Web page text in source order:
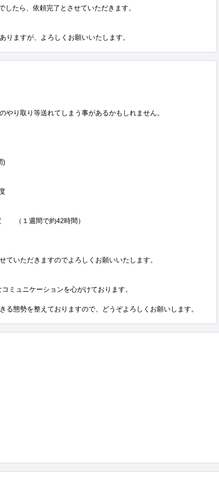
たら、依頼完了とさせていただきます。
りますが、よろしくお願いいたします。
やり取り等送れてしまう事があるかもしれません。
)
　（１週間で約42時間）
ていただきますのでよろしくお願いいたします。
ミュニケーションを心がけております。
る態勢を整えておりますので、どうぞよろしくお願いします。